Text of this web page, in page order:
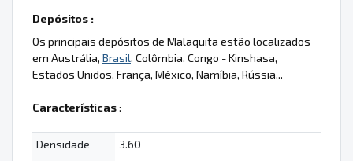
Depósitos :
Os principais depósitos de Malaquita estão localizados
em Austrália, Brasil, Colômbia, Congo - Kinshasa,
Estados Unidos, França, México, Namíbia, Rússia...
Características:
Densidade
3.60